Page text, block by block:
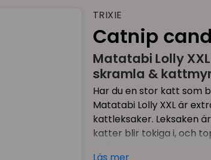
TRIXIE
Catnip
Matatabi Lolly
skramla &
Har du en stor katt som
Matatabi Lolly XXL är
kattleksaker. Leksaken
katter blir tokiga i, och